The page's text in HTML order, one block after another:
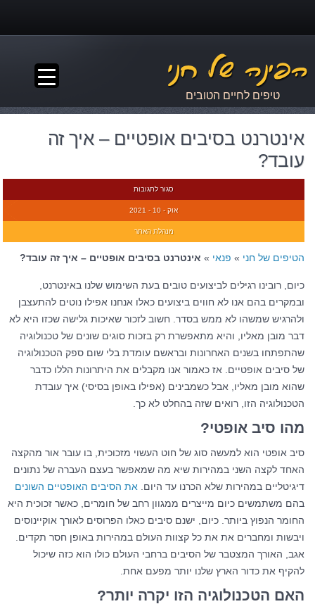
טיפים לחיים הטובים
אינטרנט בסיבים אופטיים – איך זה
עובד?
סגור לתגובות
אוק - 10 - 2021
מנהלת האתר
הטיפים של חני » פנאי » אינטרנט בסיבים אופטיים – איך זה עובד?
כיום, רובינו רגילים לביצועים טובים בעת השימוש שלנו באינטרנט,
ובמקרים בהם אנו לא חווים ביצועים כאלו אנחנו אפילו נוטים להתעצבן
ולהרגיש שמשהו לא ממש בסדר. חשוב לזכור שאיכות גלישה שכזו היא לא
דבר מובן מאליו, והיא מתאפשרת רק בזכות סוגים שונים של טכנולוגיה
שהתפתחו בשנים האחרונות ובראשם עומדת בלי שום ספק הטכנולוגיה
של סיבים אופטיים. אז כאמור אנו מקבלים את היתרונות הללו כדבר
שהוא מובן מאליו, אבל כשמבינים (אפילו באופן בסיסי) איך עובדת
הטכנולוגיה הזו, רואים שזה בהחלט לא כך.
מהו סיב אופטי?
סיב אופטי הוא למעשה סוג של חוט העשוי מזכוכית, בו עובר אור מהקצה
האחד לקצה השני במהירות שיא מה שמאפשר בעצם העברה של נתונים
דיגיטליים במהירות שלא הכרנו עד היום. את הסיבים האופטיים השונים
בהם משתמשים כיום מייצרים ממגוון רחב של חומרים, כאשר זכוכית היא
החומר הנפוץ ביותר. כיום, ישנם סיבים כאלו הפרוסים לאורך אוקיינוסים
ויבשות ומחברים את את כל קצוות העולם במהירות באופן חסר תקדים.
אגב, האורך המצטבר של הסיבים ברחבי העולם כולו הוא כזה שיכול
להקיף את כדור הארץ שלנו יותר מפעם אחת.
האם הטכנולוגיה הזו יקרה יותר?